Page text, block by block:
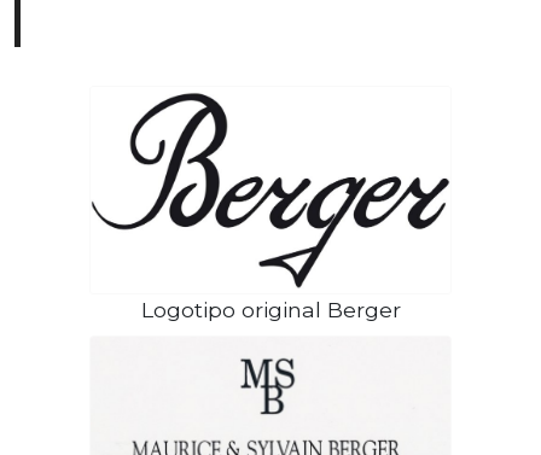
Logotipo original Berger